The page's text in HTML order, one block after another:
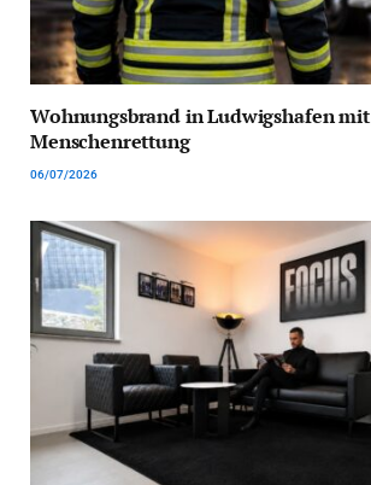
Wohnungsbrand in Ludwigshafen mit
Menschenrettung
06/07/2026